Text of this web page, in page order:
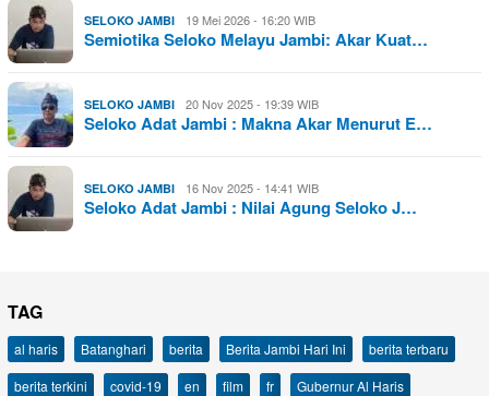
SELOKO JAMBI 19 Mei 2026 - 16:20 WIB
Semiotika Seloko Melayu Jambi: Akar Kuat…
SELOKO JAMBI 20 Nov 2025 - 19:39 WIB
Seloko Adat Jambi : Makna Akar Menurut E…
SELOKO JAMBI 16 Nov 2025 - 14:41 WIB
Seloko Adat Jambi : Nilai Agung Seloko J…
TAG
al haris Batanghari berita Berita Jambi Hari Ini
berita terbaru
berita terkini
covid-19 en film fr
Gubernur Al Haris